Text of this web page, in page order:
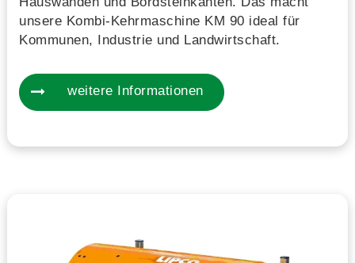
unsere Kombi-Kehrmaschine KM 90 ideal für
Kommunen, Industrie und Landwirtschaft.
weitere Informationen